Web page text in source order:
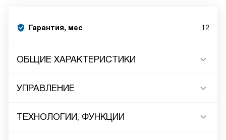
Гарантия, мес 12
ОБЩИЕ ХАРАКТЕРИСТИКИ
УПРАВЛЕНИЕ
ТЕХНОЛОГИИ, ФУНКЦИИ